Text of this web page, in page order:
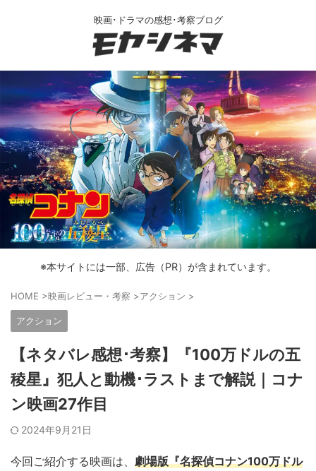
映画･ドラマの感想･考察ブログ
※本サイトには一部、広告（PR）が含まれています。
HOME >映画レビュー・考察 >アクション >
アクション
【ネタバレ感想･考察】『100万ドルの五
稜星』犯人と動機･ラストまで解説｜コナ
ン映画27作目
2024年9月21日
今回ご紹介する映画は、 劇場版『名探偵コナン100万ドル